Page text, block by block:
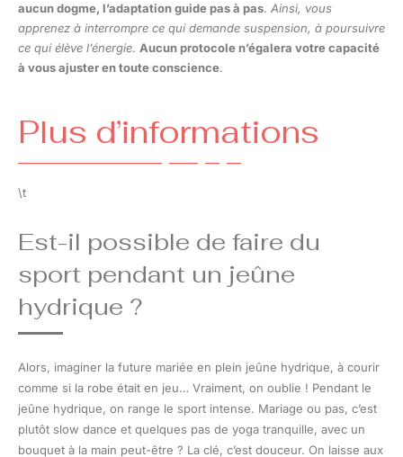
aucun dogme, l’adaptation guide pas à pas. Ainsi, vous
apprenez à interrompre ce qui demande suspension, à poursuivre
ce qui élève l’énergie. Aucun protocole n’égalera votre capacité
à vous ajuster en toute conscience.
Plus d’informations
\t
Est-il possible de faire du
sport pendant un jeûne
hydrique ?
Alors, imaginer la future mariée en plein jeûne hydrique, à courir
comme si la robe était en jeu… Vraiment, on oublie ! Pendant le
jeûne hydrique, on range le sport intense. Mariage ou pas, c’est
plutôt slow dance et quelques pas de yoga tranquille, avec un
bouquet à la main peut-être ? La clé, c’est douceur. On laisse aux